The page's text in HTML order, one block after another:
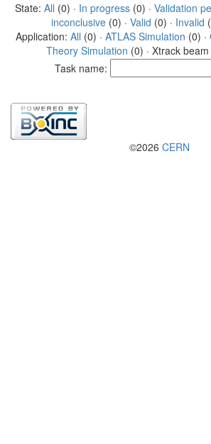
State: All (0) · In progress(0) · Validation
inconclusive (0) · Valid (0) · Invalid
Application: All (0) · ATLAS Simulation (0) ·
Theory Simulation (0) · Xtrack
Task name:
©2026 CERN